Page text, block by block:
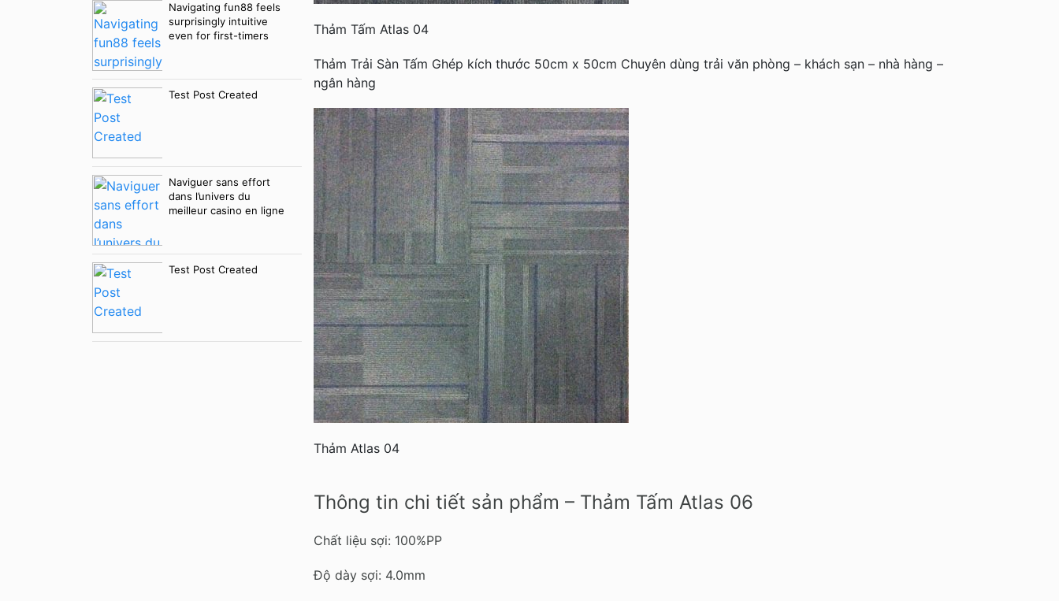
Navigating fun88 feels
surprisingly intuitive
even for first-timers
Test Post Created
Naviguer sans effort
dans l’univers du
meilleur casino en ligne
Test Post Created
Thảm Tấm Atlas 04
Thảm Trải Sàn Tấm Ghép kích thước 50cm x 50cm Chuyên dùng trải văn phòng – khách sạn – nhà hàng –
ngân hàng
Thảm Atlas 04
Thông tin chi tiết sản phẩm – Thảm Tấm Atlas 06
Chất liệu sợi: 100%PP
Độ dày sợi: 4.0mm